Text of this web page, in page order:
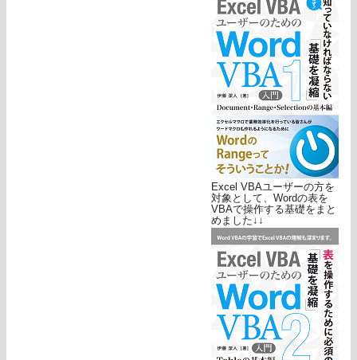
Excel VBAユーザーの方を
対象として、Wordの表を
VBAで操作する基礎をまと
めました↓↓